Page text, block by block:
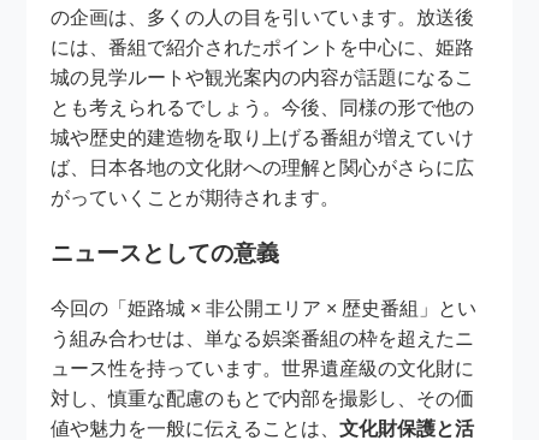
の企画は、多くの人の目を引いています。放送後
には、番組で紹介されたポイントを中心に、姫路
城の見学ルートや観光案内の内容が話題になるこ
とも考えられるでしょう。今後、同様の形で他の
城や歴史的建造物を取り上げる番組が増えていけ
ば、日本各地の文化財への理解と関心がさらに広
がっていくことが期待されます。
ニュースとしての意義
今回の「姫路城 × 非公開エリア × 歴史番組」とい
う組み合わせは、単なる娯楽番組の枠を超えたニ
ュース性を持っています。世界遺産級の文化財に
対し、慎重な配慮のもとで内部を撮影し、その価
値や魅力を一般に伝えることは、文化財保護と活